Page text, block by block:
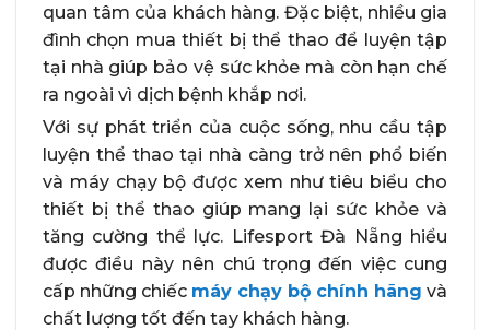
quan tâm của khách hàng. Đặc biệt, nhiều gia
đình chọn mua thiết bị thể thao để luyện tập
tại nhà giúp bảo vệ sức khỏe mà còn hạn chế
ra ngoài vì dịch bệnh khắp nơi.
Với sự phát triển của cuộc sống, nhu cầu tập
luyện thể thao tại nhà càng trở nên phổ biến
và máy chạy bộ được xem như tiêu biểu cho
thiết bị thể thao giúp mang lại sức khỏe và
tăng cường thể lực. Lifesport Đà Nẵng hiểu
được điều này nên chú trọng đến việc cung
cấp những chiếc máy chạy bộ chính hãng và
chất lượng tốt đến tay khách hàng.